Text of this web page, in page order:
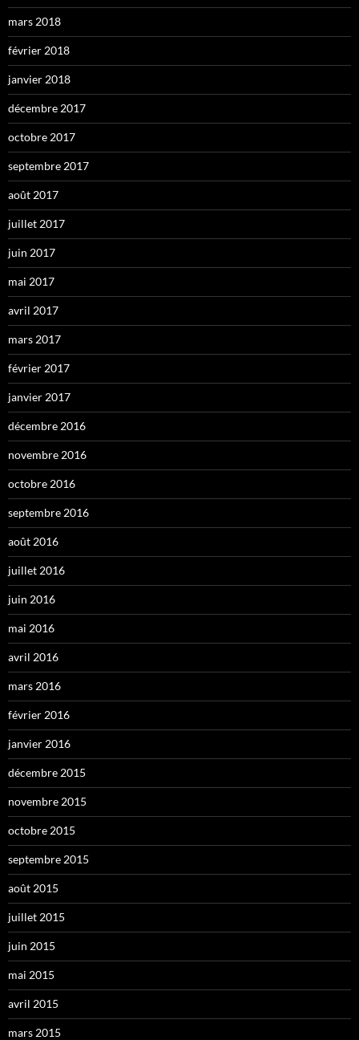
mars 2018
février 2018
janvier 2018
décembre 2017
octobre 2017
septembre 2017
août 2017
juillet 2017
juin 2017
mai 2017
avril 2017
mars 2017
février 2017
janvier 2017
décembre 2016
novembre 2016
octobre 2016
septembre 2016
août 2016
juillet 2016
juin 2016
mai 2016
avril 2016
mars 2016
février 2016
janvier 2016
décembre 2015
novembre 2015
octobre 2015
septembre 2015
août 2015
juillet 2015
juin 2015
mai 2015
avril 2015
mars 2015